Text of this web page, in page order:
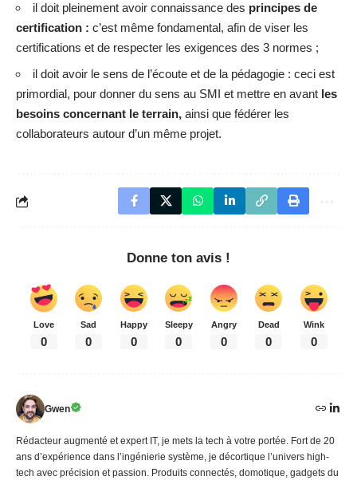
il doit pleinement avoir connaissance des principes de
certification : c’est même fondamental, afin de viser les
certifications et de respecter les exigences des 3 normes ;
il doit avoir le sens de l’écoute et de la pédagogie : ceci est
primordial, pour donner du sens au SMI et mettre en avant les
besoins concernant le terrain, ainsi que fédérer les
collaborateurs autour d’un même projet.
Donne ton avis !
Love
0
Sad
0
Happy
0
Sleepy
0
Angry
0
Dead
0
Wink
0
Gwen
Rédacteur augmenté et expert IT, je mets la tech à votre portée. Fort de 20
ans d’expérience dans l’ingénierie système, je décortique l’univers high-
tech avec précision et passion. Produits connectés, domotique, gadgets du